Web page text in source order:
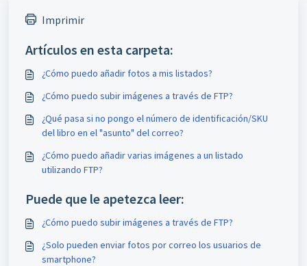
Imprimir
Artículos en esta carpeta:
¿Cómo puedo añadir fotos a mis listados?
¿Cómo puedo subir imágenes a través de FTP?
¿Qué pasa si no pongo el número de identificación/SKU
del libro en el "asunto" del correo?
¿Cómo puedo añadir varias imágenes a un listado
utilizando FTP?
Puede que le apetezca leer:
¿Cómo puedo subir imágenes a través de FTP?
¿Solo pueden enviar fotos por correo los usuarios de
smartphone?